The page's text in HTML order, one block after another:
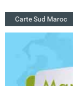
Carte Sud Maroc